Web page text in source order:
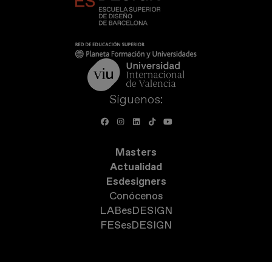
Síguenos:
Masters
Actualidad
Esdesigners
Conócenos
LABesDESIGN
FESesDESIGN